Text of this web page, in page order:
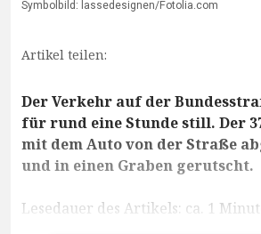
Symbolbild: lassedesignen/Fotolia.com
Artikel teilen:
Der Verkehr auf der
für rund eine Stunde still. Der
mit dem Auto von der Straße
und in einen Graben gerutscht.
Lesedauer des Artikels: ca. 1